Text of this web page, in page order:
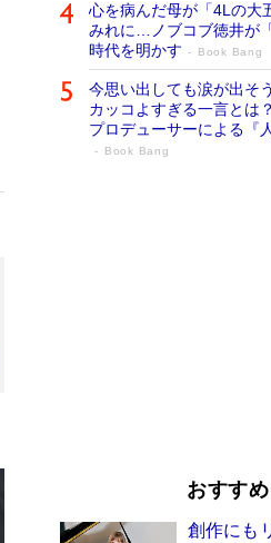
心を病んだ母が「4Lの大
みれに…ノブコブ徳井が
時代を明かす
Book Bang
今思い出しても涙が出そ
カッコよすぎる一言と
プロデューサーによる『
Book Bang
開発への関心を押し上
Book Bang
おすすめ
創作にも